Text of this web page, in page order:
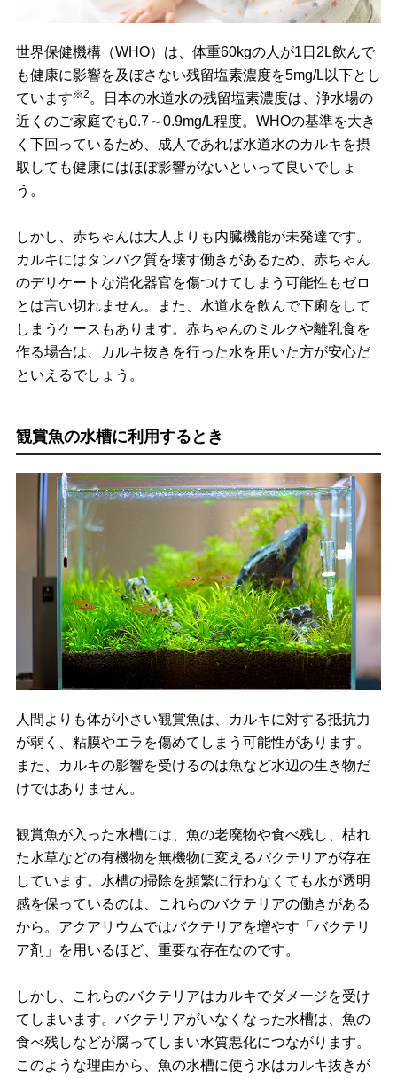
世界保健機構（WHO）は、体重60kgの人が1日2L飲んで
も健康に影響を及ぼさない残留塩素濃度を5mg/L以下とし
ています※2 。日本の水道水の残留塩素濃度は、浄水場の
近くのご家庭でも0.7～0.9mg/L程度。WHOの基準を大き
く下回っているため、成人であれば水道水のカルキを摂
取しても健康にはほぼ影響がないといって良いでしょ
う。
しかし、赤ちゃんは大人よりも内臓機能が未発達です。
カルキにはタンパク質を壊す働きがあるため、赤ちゃん
のデリケートな消化器官を傷つけてしまう可能性もゼロ
とは言い切れません。また、水道水を飲んで下痢をして
しまうケースもあります。赤ちゃんのミルクや離乳食を
作る場合は、カルキ抜きを行った水を用いた方が安心だ
といえるでしょう。
観賞魚の水槽に利用するとき
人間よりも体が小さい観賞魚は、カルキに対する抵抗力
が弱く、粘膜やエラを傷めてしまう可能性があります。
また、カルキの影響を受けるのは魚など水辺の生き物だ
けではありません。
観賞魚が入った水槽には、魚の老廃物や食べ残し、枯れ
た水草などの有機物を無機物に変えるバクテリアが存在
しています。水槽の掃除を頻繁に行わなくても水が透明
感を保っているのは、これらのバクテリアの働きがある
から。アクアリウムではバクテリアを増やす「バクテリ
ア剤」を用いるほど、重要な存在なのです。
しかし、これらのバクテリアはカルキでダメージを受け
てしまいます。バクテリアがいなくなった水槽は、魚の
食べ残しなどが腐ってしまい水質悪化につながります。
このような理由から、魚の水槽に使う水はカルキ抜きが